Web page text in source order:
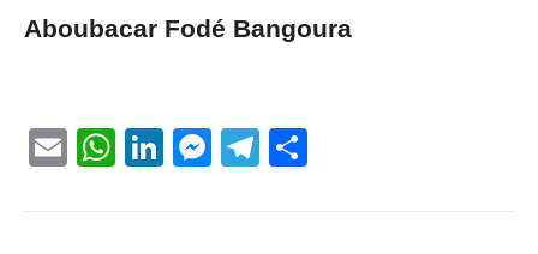
Aboubacar Fodé Bangoura
EmailWhatsApp
LinkedIn
Messenger
Telegram